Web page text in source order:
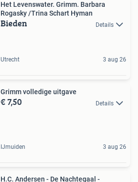
Het Levenswater. Grimm. Barbara
Rogasky /Trina Schart Hyman
Bieden Details
Utrecht 3 aug 26
Grimm volledige uitgave
€ 7,50 Details
IJmuiden 3 aug 26
H.C. Andersen - De Nachtegaal -